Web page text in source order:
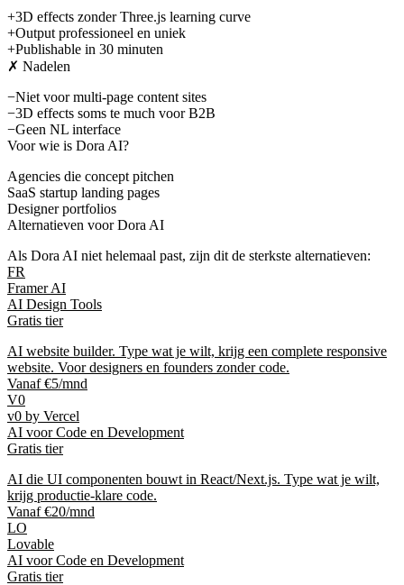
+3D effects zonder Three.js learning curve
+Output professioneel en uniek
+Publishable in 30 minuten
✗ Nadelen
−Niet voor multi-page content sites
−3D effects soms te much voor B2B
−Geen NL interface
Voor wie is Dora AI?
Agencies die concept pitchen
SaaS startup landing pages
Designer portfolios
Alternatieven voorDora AI
Als Dora AI niet helemaal past, zijn dit de sterkste alternatieven:
FR
Framer AI
AI Design Tools
Gratis tier
AI website builder. Type wat je wilt, krijg een complete responsive
website. Voor designers en founders zonder code.
Vanaf €5/mnd
V0
v0 by Vercel
AI voor Code en Development
Gratis tier
AI die UI componenten bouwt in React/Next.js. Type wat je wilt,
krijg productie-klare code.
Vanaf €20/mnd
LO
Lovable
AI voor Code en Development
Gratis tier